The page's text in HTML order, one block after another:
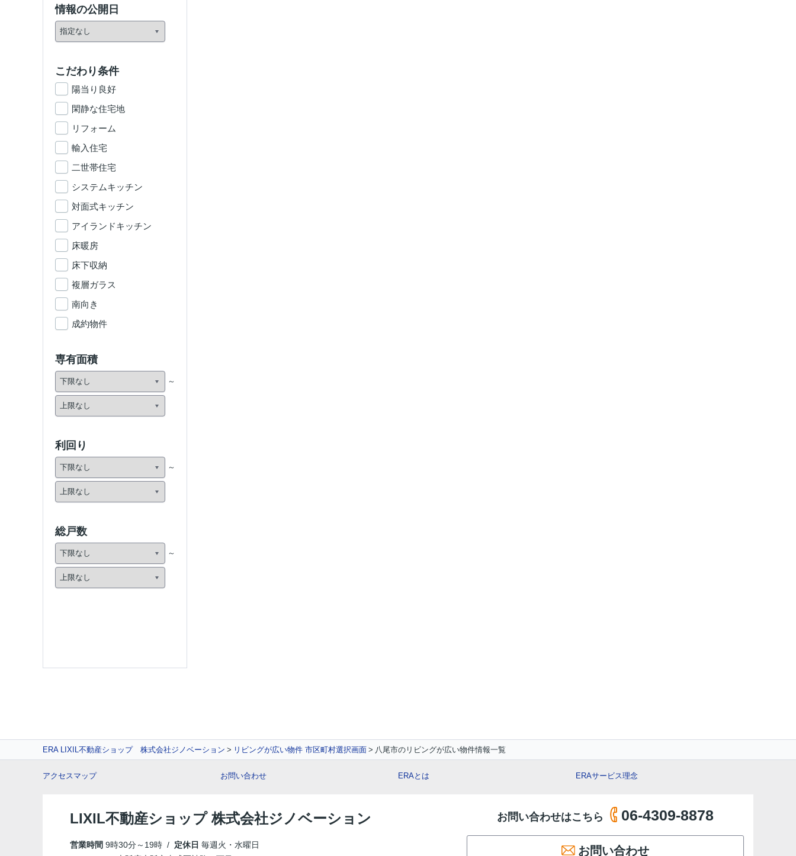
情報の公開日
こだわり条件
陽当り良好
閑静な住宅地
リフォーム
輸入住宅
二世帯住宅
システムキッチン
対面式キッチン
アイランドキッチン
床暖房
床下収納
複層ガラス
南向き
成約物件
専有面積
利回り
総戸数
ERA LIXIL不動産ショップ 株式会社ジノベーション リビングが広い物件 市区町村選択画面 八尾市のリビングが広い物件情報一覧
アクセスマップ お問い合わせ ERAとは ERAサービス理念
LIXIL不動産ショップ 株式会社ジノベーション
営業時間 9時30分～19時 / 定休日 毎週火・水曜日
お問い合わせはこちら 06-4309-8878
お問い合わせ